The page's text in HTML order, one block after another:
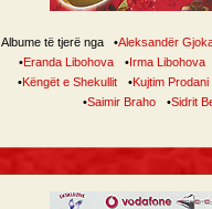
Albume të tjerë nga •Aleksandër
•Eranda Libohova •Irma Libohova
•Këngët e Shekullit •Kujtim Prodani
•Saimir Braho •Sidrit